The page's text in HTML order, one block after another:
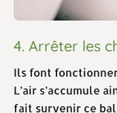
4. Arrêter les
Ils font
L’air s’accumule
fait survenir ce